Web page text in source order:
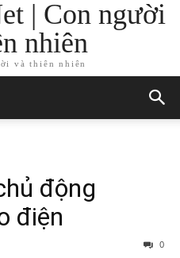
| Con người
nhiên
và thiên nhiên
động
điện
0